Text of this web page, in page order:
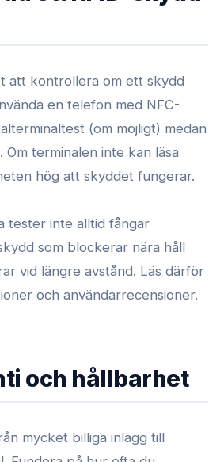
att kontrollera om ett skydd
en telefon med NFC-
(om möjligt) medan
terminalen inte kan läsa
hög att skyddet fungerar.
tester inte alltid fångar
som blockerar nära håll
vid längre avstånd. Läs därför
och användarrecensioner.
och hållbarhet
mycket billiga inlägg till